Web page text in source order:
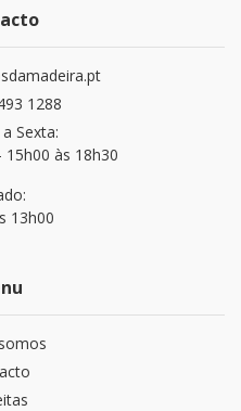
1288
Sexta:
15h00 às 18h30
13h00